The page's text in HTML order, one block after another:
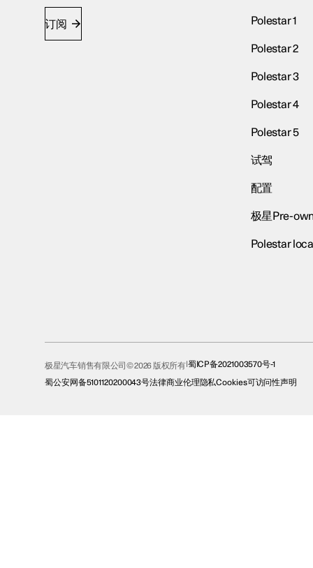
订阅 Polestar 1
Polestar 2
Polestar 3
Polestar 4
Polestar 5
试驾
配置
极星Pre-
Polestar
极星汽车销售有限公司© 2026 版权所有 蜀ICP备2021003570号-1
蜀公安网备5101120200043号法律商业伦理 隐私Cookies可访问性声明